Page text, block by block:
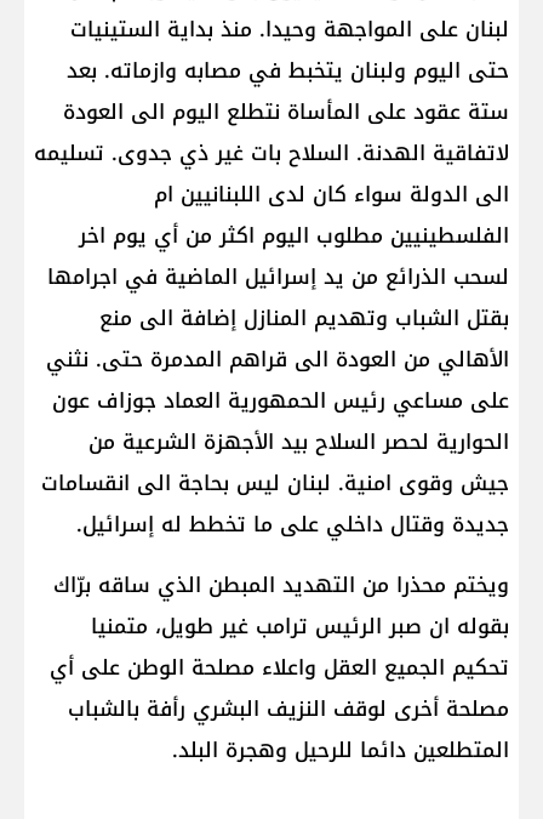
لبنان على المواجهة وحيدا. منذ بداية الستينيات
حتى اليوم ولبنان يتخبط في مصابه وازماته. بعد
ستة عقود على المأساة نتطلع اليوم الى العودة
لاتفاقية الهدنة. السلاح بات غير ذي جدوى. تسليمه
الى الدولة سواء كان لدى اللبنانيين ام
الفلسطينيين مطلوب اليوم اكثر من أي يوم اخر
لسحب الذرائع من يد إسرائيل الماضية في اجرامها
بقتل الشباب وتهديم المنازل إضافة الى منع
الأهالي من العودة الى قراهم المدمرة حتى. نثني
على مساعي رئيس الحمهورية العماد جوزاف عون
الحوارية لحصر السلاح بيد الأجهزة الشرعية من
جيش وقوى امنية. لبنان ليس بحاجة الى انقسامات
جديدة وقتال داخلي على ما تخطط له إسرائيل.
ويختم محذرا من التهديد المبطن الذي ساقه برّاك
بقوله ان صبر الرئيس ترامب غير طويل، متمنيا
تحكيم الجميع العقل واعلاء مصلحة الوطن على أي
مصلحة أخرى لوقف النزيف البشري رأفة بالشباب
المتطلعين دائما للرحيل وهجرة البلد.